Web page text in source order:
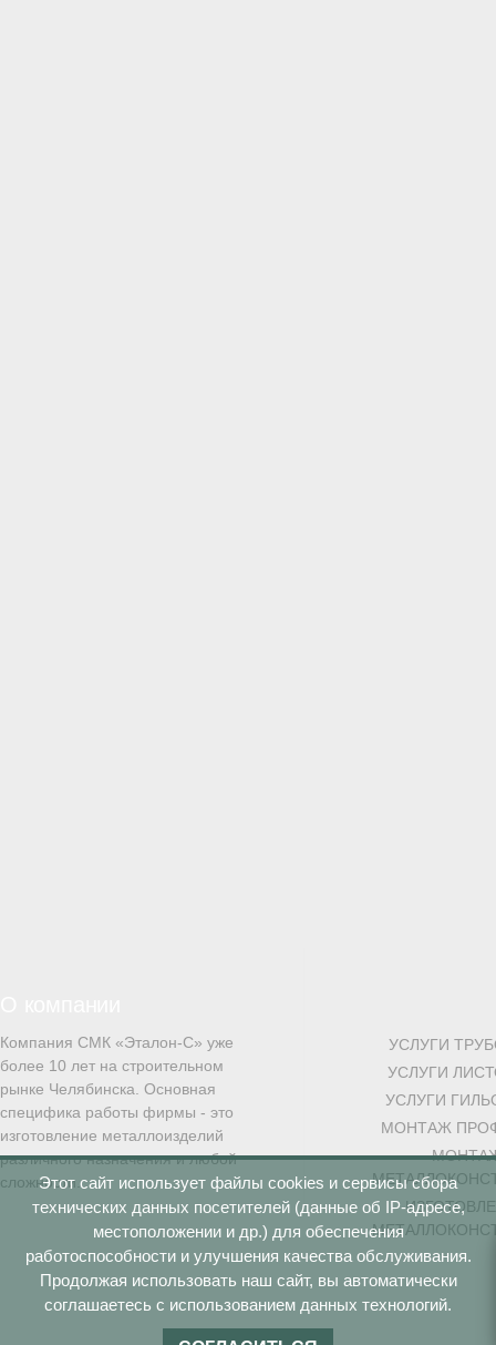
Компания СМК «Эталон-С» уже
более 10 лет на строительном
рынке Челябинска. Основная
специфика работы фирмы - это
изготовление металлоизделий
различного назначения и любой
сложности.
УСЛУГИ
УСЛУГИ
УСЛУГИ
МОНТАЖ
Этот сайт использует файлы cookies и сервисы сбора
технических данных посетителей (данные об IP-адресе,
местоположении и др.) для обеспечения
работоспособности и улучшения качества обслуживания.
Продолжая использовать наш сайт, вы автоматически
соглашаетесь с использованием данных технологий.